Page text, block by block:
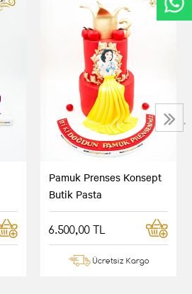
Pamuk Prenses Konsept
Butik Pasta
6.500,00 TL
Ücretsiz Kargo
›